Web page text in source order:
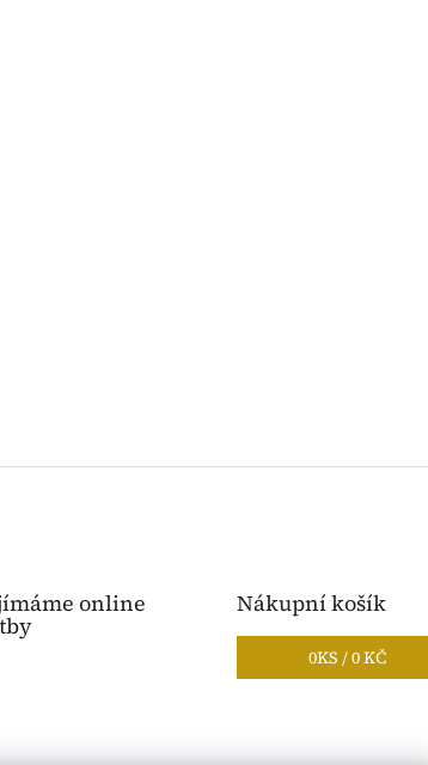
online Nákupní košík
0KS /0 KČ